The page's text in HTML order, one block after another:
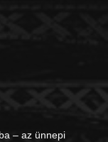
– az ünnepi